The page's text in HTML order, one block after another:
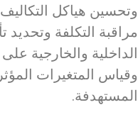
وتحسين هياكل
مراقبة التكلفة وتحديد
الداخلية والخارجية
وقياس المتغيرات
المستهدفة.